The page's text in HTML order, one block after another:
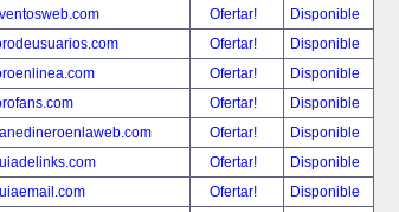
Ofertar!
Disponible
Ofertar!
Disponible
Ofertar!
Disponible
Ofertar!
Disponible
Ofertar!
Disponible
Ofertar!
Disponible
Ofertar!
Disponible